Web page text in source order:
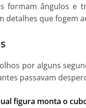
formam ângulos
detalhes que fogem
por alguns
passavam
figura monta o